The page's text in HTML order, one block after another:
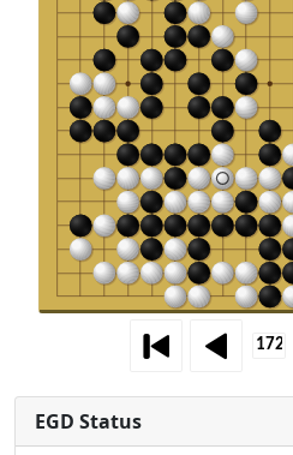
EGD Status